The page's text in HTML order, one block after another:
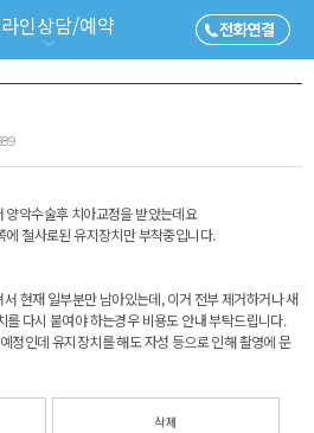
인상담/예약
악수술후 치아교정을 받았는데요
철사로된 유지장치만 부착중입니다.
현재 일부분만 남아있는데, 이거 전부 제거하거나 새
다시 붙여야 하는경우 비용도 안내 부탁드립니다.
정인데 유지장치를 해도 자성 등으로 인해 촬영에 문
삭제